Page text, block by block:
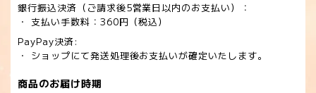
銀行振込決済（ご請求後5営業日以内のお支払い）：
・ 支払い手数料：360円（税込）
PayPay決済:
・ ショップにて発送処理後お支払いが確定いたします。
商品のお届け時期